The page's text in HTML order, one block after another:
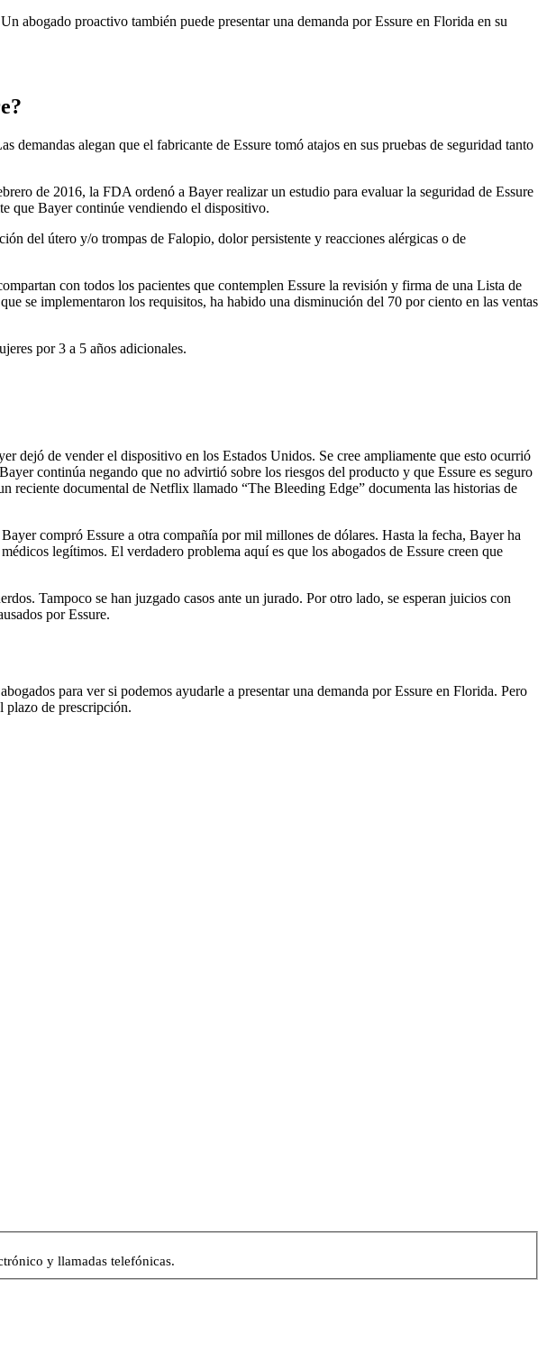
abogado proactivo también puede presentar una demanda por Essure en Florida en su
demandas alegan que el fabricante de Essure tomó atajos en sus pruebas de seguridad tanto
de 2016, la FDA ordenó a Bayer realizar un estudio para evaluar la seguridad de Essure
que Bayer continúe vendiendo el dispositivo.
del útero y/o trompas de Falopio, dolor persistente y reacciones alérgicas o de
con todos los pacientes que contemplen Essure la revisión y firma de una Lista de
se implementaron los requisitos, ha habido una disminución del 70 por ciento en las ventas
por 3 a 5 años adicionales.
dejó de vender el dispositivo en los Estados Unidos. Se cree ampliamente que esto ocurrió
continúa negando que no advirtió sobre los riesgos del producto y que Essure es seguro
reciente documental de Netflix llamado “The Bleeding Edge” documenta las historias de
compró Essure a otra compañía por mil millones de dólares. Hasta la fecha, Bayer ha
legítimos. El verdadero problema aquí es que los abogados de Essure creen que
Tampoco se han juzgado casos ante un jurado. Por otro lado, se esperan juicios con
por Essure.
para ver si podemos ayudarle a presentar una demanda por Essure en Florida. Pero
plazo de prescripción.
y llamadas telefónicas.